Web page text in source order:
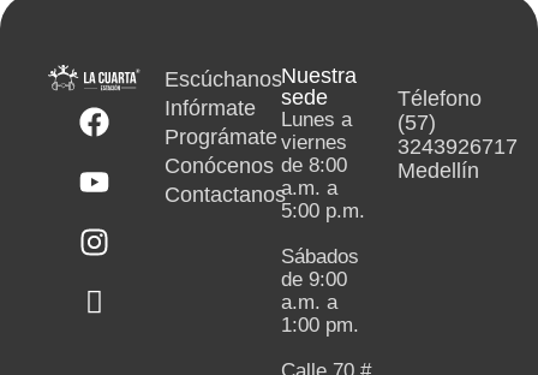
Escúchanos
Infórmate
Prográmate
Conócenos
Contactanos
Nuestra
sede
Lunes a
viernes
de 8:00
a.m. a
5:00 p.m.
Sábados
de 9:00
a.m. a
1:00 pm.
Télefono
(57)
3243926717
Medellín